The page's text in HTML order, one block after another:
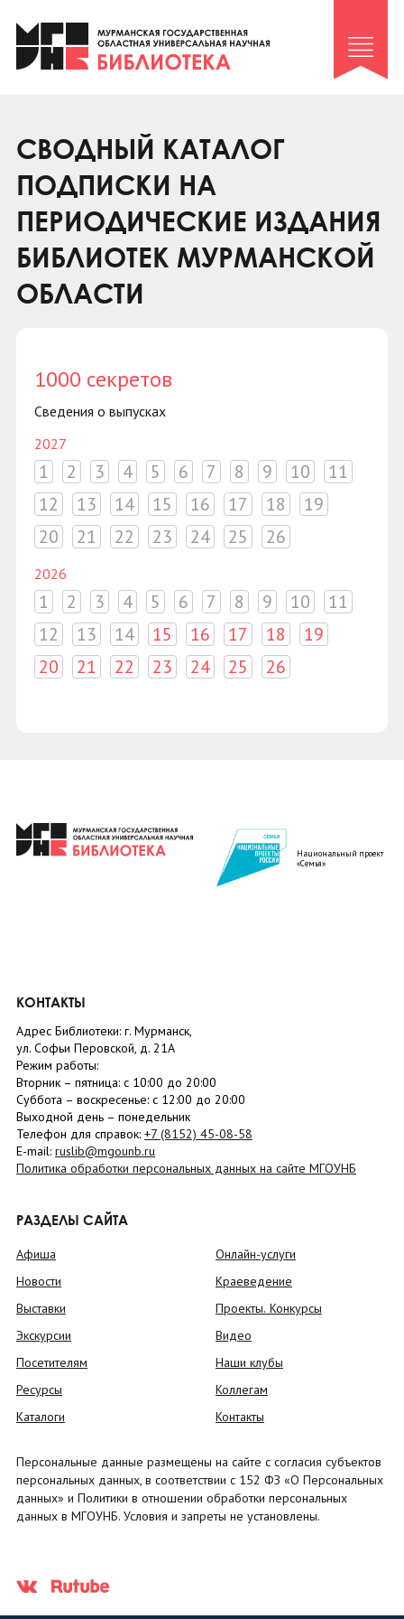
Клуб «Гиря и сельдерей»
Клуб «Семейный архив»
Коллегам
Контакты
СВОДНЫЙ КАТАЛОГ
ПОДПИСКИ НА
ПЕРИОДИЧЕСКИЕ ИЗДАНИЯ
БИБЛИОТЕК МУРМАНСКОЙ
ОБЛАСТИ
1000 секретов
Сведения о выпусках
2027
1 2 3 4 5 6 7 8 9 10
11
12
13 14 15 16 17 18
19
20
21 22 23 24 25 26
2026
1 2 3 4 5 6 7 8 9 10
11
12
13 14 15 16 17 18
19
20
21 22 23 24 25 26
Национальный проект
«Семья»
КОНТАКТЫ
Адрес Библиотеки: г. Мурманск,
ул. Софьи Перовской, д. 21А
Режим работы:
Вторник – пятница: с 10:00 до 20:00
Суббота – воскресенье: c 12:00 до 20:00
Выходной день – понедельник
Телефон для справок: +7 (8152) 45-08-58
E-mail: ruslib@mgounb.ru
Политика обработки персональных данных на сайте МГОУНБ
РАЗДЕЛЫ САЙТА
Афиша
Новости
Выставки
Экскурсии
Посетителям
Ресурсы
Каталоги
Онлайн-услуги
Краеведение
Проекты. Конкурсы
Видео
Наши клубы
Коллегам
Контакты
Персональные данные размещены на сайте с согласия субъектов
персональных данных, в соответствии с 152 ФЗ «О Персональных
данных» и Политики в отношении обработки персональных
данных в МГОУНБ. Условия и запреты не установлены.